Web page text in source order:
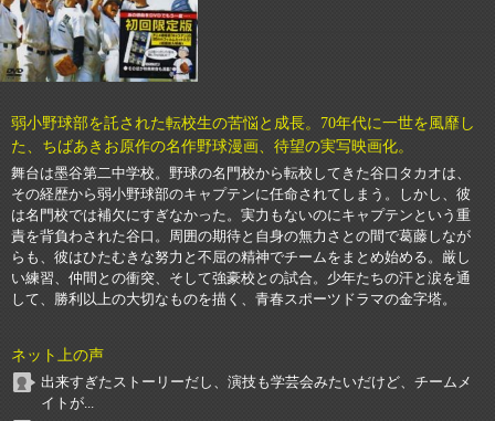
弱小野球部を託された転校生の苦悩と成長。70年代に一世を風靡し
た、ちばあきお原作の名作野球漫画、待望の実写映画化。
舞台は墨谷第二中学校。野球の名門校から転校してきた谷口タカオは、
その経歴から弱小野球部のキャプテンに任命されてしまう。しかし、彼
は名門校では補欠にすぎなかった。実力もないのにキャプテンという重
責を背負わされた谷口。周囲の期待と自身の無力さとの間で葛藤しなが
らも、彼はひたむきな努力と不屈の精神でチームをまとめ始める。厳し
い練習、仲間との衝突、そして強豪校との試合。少年たちの汗と涙を通
して、勝利以上の大切なものを描く、青春スポーツドラマの金字塔。
ネット上の声
出来すぎたストーリーだし、演技も学芸会みたいだけど、チームメ
イトが...